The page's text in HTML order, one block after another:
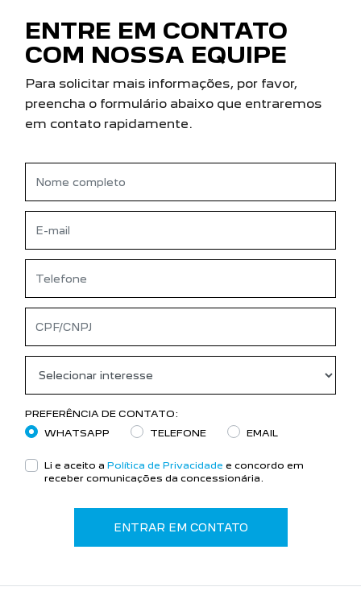
ENTRE EM CONTATO
COM NOSSA EQUIPE
Para solicitar mais informações, por favor,
preencha o formulário abaixo que entraremos
em contato rapidamente.
PREFERÊNCIA DE CONTATO:
WHATSAPP
TELEFONE EMAIL
Li e aceito a Política de Privacidade e concordo em
receber comunicações da concessionária.
ENTRAR EM CONTATO